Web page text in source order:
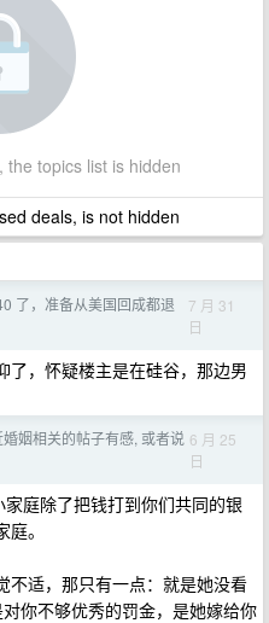
the topics list is hidden
deals, is not hidden
了，准备从美国回成都退
7 月 31
日
了，怀疑楼主是在硅谷，那边男
姻相关的帖子有感, 或者说 6 月 25
日
庭除了把钱打到你们共同的银
。
不适，那只有一点：就是她没看
你不够优秀的罚金，是她嫁给你